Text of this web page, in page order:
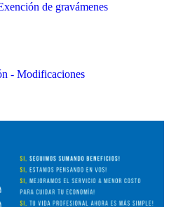
de gravámenes
- Modificaciones